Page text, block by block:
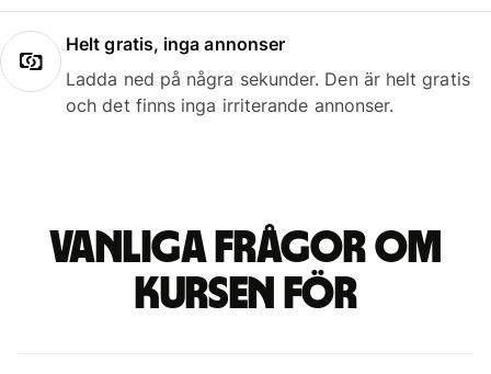
Helt gratis, inga annonser
Ladda ned på några sekunder. Den är helt gratis
och det finns inga irriterande annonser.
Vanliga frågor om
kursen för